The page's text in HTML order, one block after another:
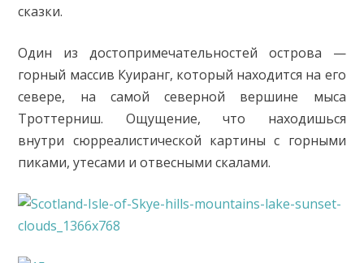
сказки.
Один из достопримечательностей острова —
горный массив Куиранг, который находится на его
севере, на самой северной вершине мыса
Троттерниш. Ощущение, что находишься
внутри сюрреалистической картины с горными
пиками, утесами и отвесными скалами.